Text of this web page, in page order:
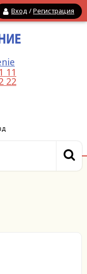
Вход /Регистрация
11
22